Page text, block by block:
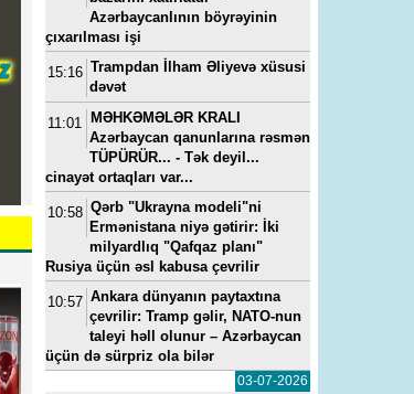
Azərbaycanlının böyrəyinin
çıxarılması işi
15:16 Trampdan İlham Əliyevə xüsusi
dəvət
11:01
MƏHKƏMƏLƏR KRALI
Azərbaycan qanunlarına rəsmən
TÜPÜRÜR... - Tək deyil...
cinayət ortaqları var...
10:58 Qərb "Ukrayna modeli"ni
Ermənistana niyə gətirir: İki
milyardlıq "Qafqaz planı"
Rusiya üçün əsl kabusa çevrilir
10:57 Ankara dünyanın paytaxtına
çevrilir: Tramp gəlir, NATO-nun
taleyi həll olunur – Azərbaycan
üçün də sürpriz ola bilər
03-07-2026